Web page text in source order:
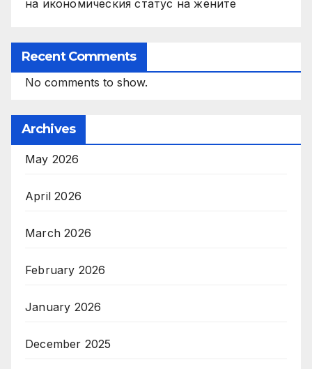
на икономическия статус на жените
Recent Comments
No comments to show.
Archives
May 2026
April 2026
March 2026
February 2026
January 2026
December 2025